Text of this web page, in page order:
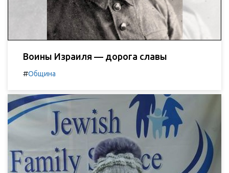
Воины Израиля — дорога славы
#Община